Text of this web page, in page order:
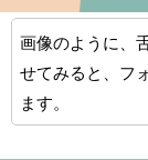
画像のように、
せてみると、フ
ます。